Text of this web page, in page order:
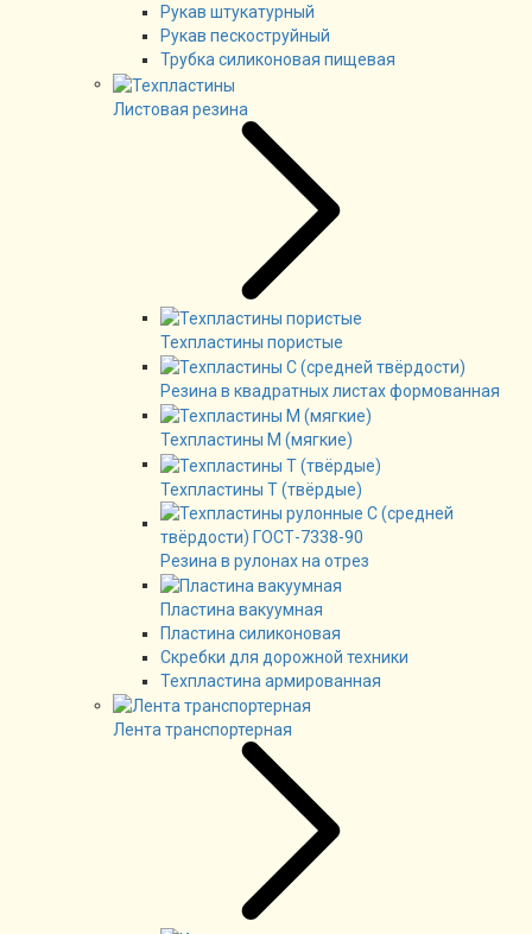
Рукав штукатурный
Рукав пескоструйный
Трубка силиконовая пищевая
Листовая резина
Техпластины пористые
Резина в квадратных листах формованная
Техпластины М (мягкие)
Техпластины Т (твёрдые)
Резина в рулонах на отрез
Пластина вакуумная
Пластина силиконовая
Скребки для дорожной техники
Техпластина армированная
Лента транспортерная